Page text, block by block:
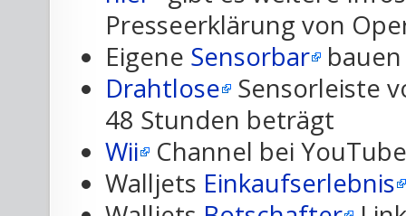
Presseerklärung von
Eigene Sensorbar bauen
Drahtlose Sensorleiste
48 Stunden beträgt
Wii Channel bei
Walljets Einkaufserlebnis